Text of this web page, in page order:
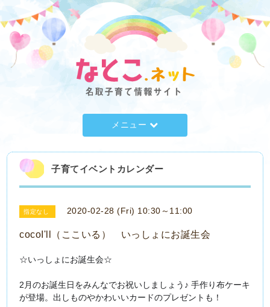
メニュー
子育てイベントカレンダー
指定なし 2020-02-28 (Fri) 10:30～11:00
cocoI'll（ここいる） いっしょにお誕生会
☆いっしょにお誕生会☆
2月のお誕生日をみんなでお祝いしましょう♪ 手作り布ケーキ
が登場。出しものやかわいいカードのプレゼントも！